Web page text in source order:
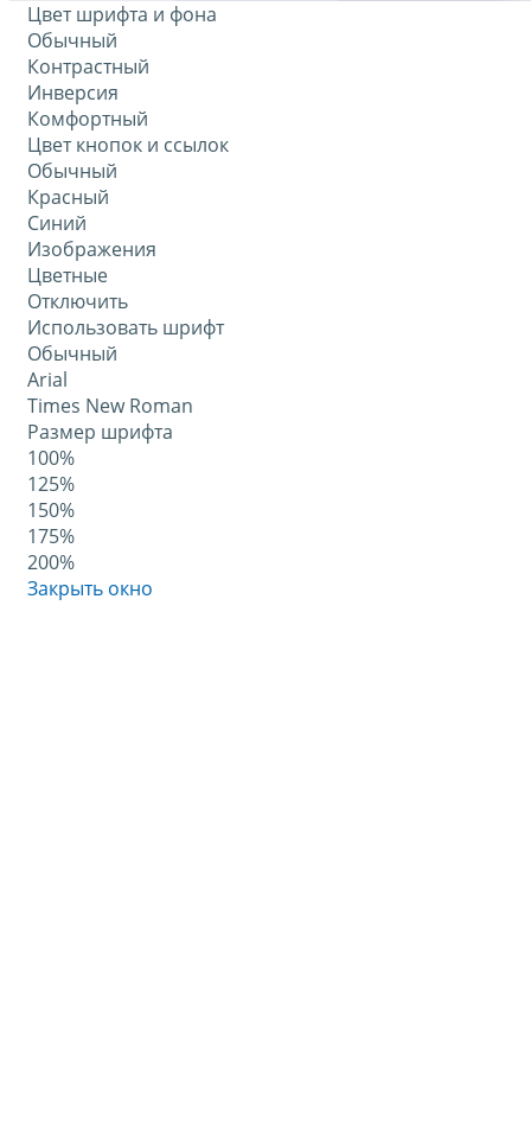
Цвет шрифта и фона
Обычный
Контрастный
Инверсия
Комфортный
Цвет кнопок и ссылок
Обычный
Красный
Синий
Изображения
Цветные
Отключить
Использовать шрифт
Обычный
Arial
Times New Roman
Размер шрифта
100%
125%
150%
175%
200%
Закрыть окно